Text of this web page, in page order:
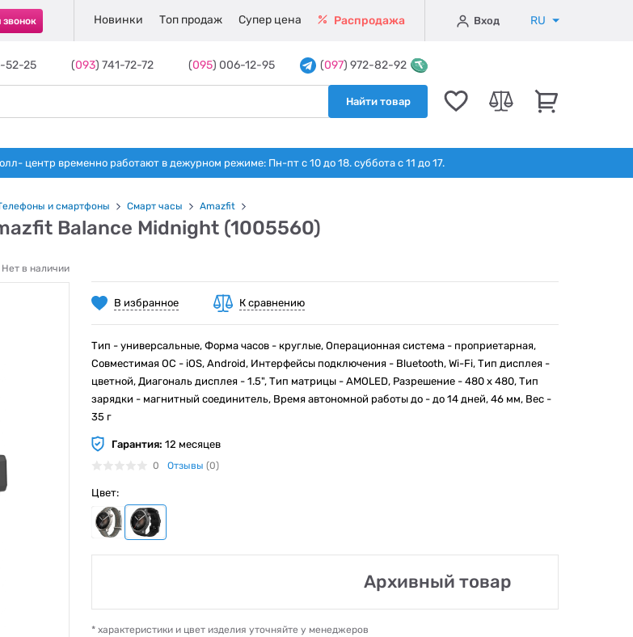
Новинки Топ продаж Супер цена Распродажа Вход RU
52-25 (093) 741-72-72 (095) 006-12-95 (097) 972-82-92
Найти товар
центр временно работают в дежурном режиме: Пн-пт с 10 до 18. суббота с 11 до 17.
и смартфоны Смарт часы Amazfit
Balance Midnight (1005560)
Нет в наличии
В избранное К сравнению
Тип - универсальные, Форма часов - круглые, Операционная система - проприетарная,
Совместимая ОС - iOS, Android, Интерфейсы подключения - Bluetooth, Wi-Fi, Тип дисплея -
цветной, Диагональ дисплея - 1.5", Тип матрицы - AMOLED, Разрешение - 480 х 480, Тип
зарядки - магнитный соединитель, Время автономной работы до - до 14 дней, 46 мм, Вес -
35 г
Гарантия: 12 месяцев
0 Отзывы (0)
Цвет:
Архивный товар
* характеристики и цвет изделия уточняйте у менеджеров